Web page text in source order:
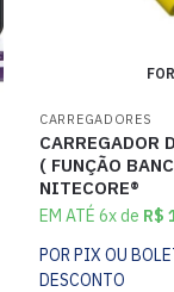
CARREGADORES
CARREGADOR
( FUNÇÃO
NITECORE®
EM ATÉ 6x de R$
POR PIX OU
DESCONTO